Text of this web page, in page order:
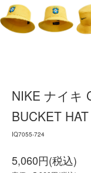
NIKE ナイキ
BUCKET
IQ7055-724
5,060円(税込)